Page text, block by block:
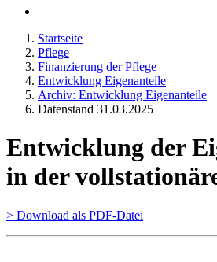
Startseite
Pflege
Finanzierung der Pflege
Entwicklung Eigenanteile
Archiv: Entwicklung Eigenanteile
Datenstand 31.03.2025
Entwicklung der
in der
> Download als PDF-Datei